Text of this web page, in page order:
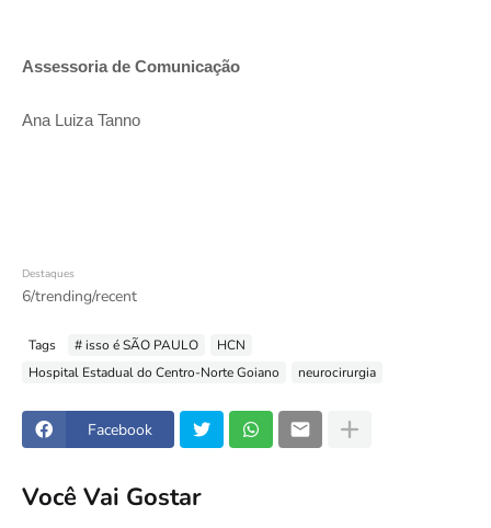
Assessoria de Comunicação
Ana Luiza Tanno
Destaques
6/trending/recent
Tags # isso é SÃO PAULO
HCN
Hospital Estadual do Centro-Norte Goiano
neurocirurgia
Facebook
Você Vai Gostar